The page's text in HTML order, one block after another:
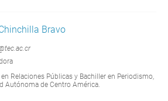
Bravo
Relaciones Públicas y Bachiller en Periodismo,
Autónoma de Centro América.